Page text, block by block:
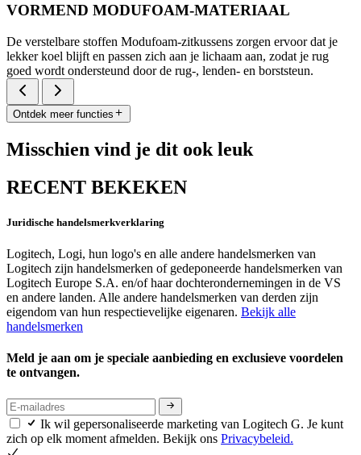
VORMEND MODUFOAM-MATERIAAL
De verstelbare stoffen Modufoam-zitkussens zorgen ervoor dat je
lekker koel blijft en passen zich aan je lichaam aan, zodat je rug
goed wordt ondersteund door de rug-, lenden- en borststeun.
Ontdek meer functies
Misschien vind je dit ook leuk
RECENT BEKEKEN
Juridische handelsmerkverklaring
Logitech, Logi, hun logo's en alle andere handelsmerken van
Logitech zijn handelsmerken of gedeponeerde handelsmerken van
Logitech Europe S.A. en/of haar dochterondernemingen in de VS
en andere landen. Alle andere handelsmerken van derden zijn
eigendom van hun respectievelijke eigenaren. Bekijk alle
handelsmerken
Meld je aan om je speciale aanbieding en exclusieve voordelen
te ontvangen.
Ik wil gepersonaliseerde marketing van Logitech G. Je kunt
zich op elk moment afmelden. Bekijk ons Privacybeleid.